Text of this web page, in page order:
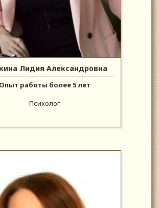
Лидия Александровна
Опыт работы более 5 лет
Психолог